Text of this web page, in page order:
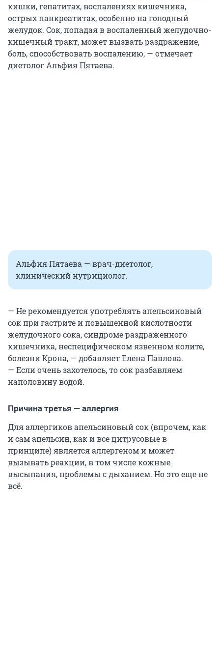
кишки, гепатитах, воспалениях кишечника,
острых панкреатитах, особенно на голодный
желудок. Сок, попадая в воспаленный желудочно-
кишечный тракт, может вызвать раздражение,
боль, способствовать воспалению, — отмечает
диетолог Альфия Пятаева.
Альфия Пятаева — врач-диетолог,
клинический нутрициолог.
— Не рекомендуется употреблять апельсиновый
сок при гастрите и повышенной кислотности
желудочного сока, синдроме раздраженного
кишечника, неспецифическом язвенном колите,
болезни Крона, — добавляет Елена Павлова.
— Если очень захотелось, то сок разбавляем
наполовину водой.
Причина третья — аллергия
Для аллергиков апельсиновый сок (впрочем, как
и сам апельсин, как и все цитрусовые в
принципе) является аллергеном и может
вызывать реакции, в том числе кожные
высыпания, проблемы с дыханием. Но это еще не
всё.